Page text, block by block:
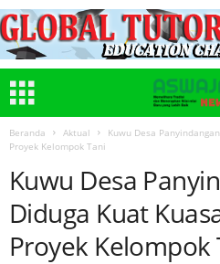
Beranda Aktual
Kuwu Desa
Proyek Kelompok Tani
Kuwu Desa
Diduga Kuat
Proyek Kelompok